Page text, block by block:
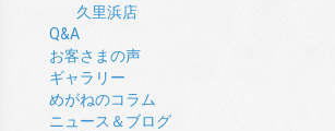
久里浜店
Q&A
お客さまの声
ギャラリー
めがねのコラム
ニュース＆ブログ